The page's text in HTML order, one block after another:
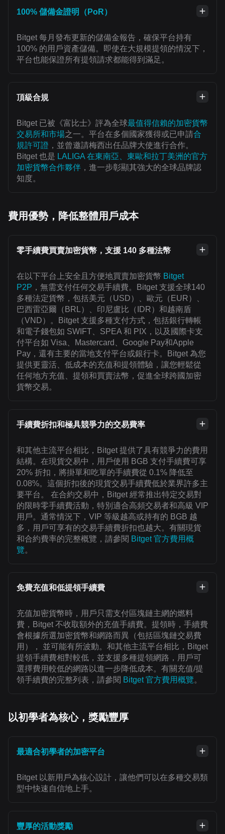
100% 儲備金證明（PoR）
Bitget 每月發布更新的儲備金報告，確保平台持有
100% 的用戶資產儲備。即使在大規模提領的情況下，
平台也能保證所有提領請求都能得到滿足。
頂級合規
Bitget 已被《富比士》評為全球最值得信賴的加密貨幣
交易所和市場之一。平台在多個國家獲得或已申請合
規許可證 ，並曾邀請梅西出任品牌大使進行合作。
Bitget 也是 LALIGA 在東南亞、東歐和拉丁美洲的官方
加密貨幣合作夥伴 ，進一步彰顯其強大的全球品牌認
知度。
費用優勢，降低整體用戶成本
零手續費買賣加密貨幣，支援 140 多種法幣
在以下平台上安全且方便地買賣加密貨幣 Bitget
P2P ，無需支付任何交易手續費。Bitget 支援全球140
多種法定貨幣，包括美元（USD）、歐元（EUR）、
巴西雷亞爾（BRL）、印尼盧比（IDR）和越南盾
（VND）。Bitget 支援多種支付方式，包括銀行轉帳
和電子錢包如 SWIFT、SPEA 和 PIX，以及國際卡支
付平台如 Visa、Mastercard、Google Pay和Apple
Pay，還有主要的當地支付平台或銀行卡。Bitget 為您
提供更靈活、低成本的充值和提領體驗，讓您輕鬆從
任何地方充值、提領和買賣法幣，促進全球跨國加密
貨幣交易。
手續費折扣和極具競爭力的交易費率
和其他主流平台相比，Bitget 提供了具有競爭力的費用
結構。在現貨交易中，用戶使用 BGB 支付手續費可享
20% 折扣，將掛單和吃單的手續費從 0.1% 降低至
0.08%。這個折扣後的現貨交易手續費低於業界許多主
要平台。 在合約交易中，Bitget 經常推出特定交易對
的限時零手續費活動，特別適合高頻交易者和高級 VIP
用戶。通常情況下，VIP 等級越高或持有的 BGB 越
多，用戶可享有的交易手續費折扣也越大。有關現貨
和合約費率的完整概覽，請參閱 Bitget 官方費用概
覽。
免費充值和低提領手續費
充值加密貨幣時，用戶只需支付區塊鏈主網的燃料
費，Bitget 不收取額外的充值手續費。提領時，手續費
會根據所選加密貨幣和網路而異（包括區塊鏈交易費
用）， 並可能有所波動。和其他主流平台相比，Bitget
提領手續費相對較低，並支援多種提領網路，用戶可
選擇費用較低的網路以進一步降低成本。有關充值/提
領手續費的完整列表，請參閱 Bitget 官方費用概覽。
以初學者為核心，獎勵豐厚
最適合初學者的加密平台
Bitget 以新用戶為核心設計，讓他們可以在多種交易類
型中快速自信地上手。
豐厚的活動獎勵